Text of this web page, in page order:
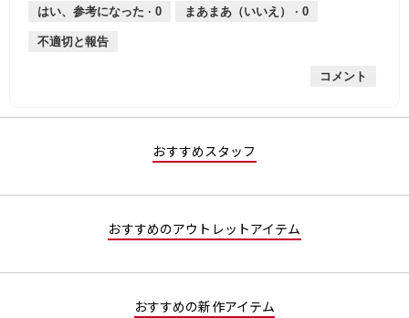
評
す。
均
／
5
す。
薄
は
さ,
星
1
5
す。
はい、参考になった · 0 まあまあ（いいえ） · 0
不適切と報告
コメント
おすすめスタッフ
おすすめのアウトレットアイテム
おすすめの新作アイテム